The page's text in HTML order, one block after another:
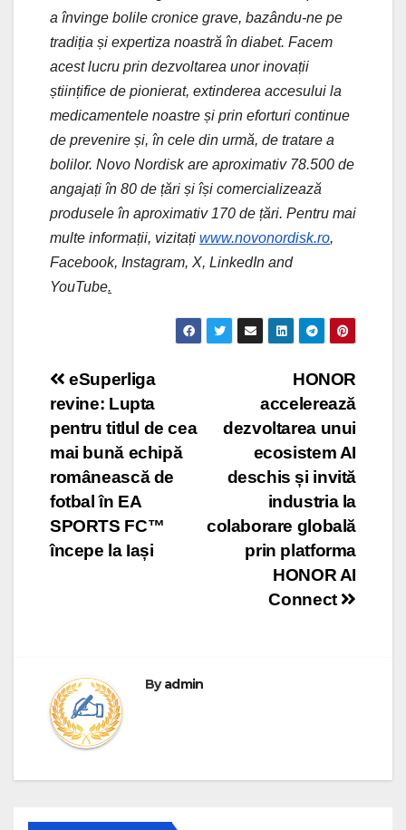
a învinge bolile cronice grave, bazându-ne pe
tradiția și expertiza noastră în diabet. Facem
acest lucru prin dezvoltarea unor inovații
științifice de pionierat, extinderea accesului la
medicamentele noastre și prin eforturi continue
de prevenire și, în cele din urmă, de tratare a
bolilor. Novo Nordisk are aproximativ 78.500 de
angajați în 80 de țări și își comercializează
produsele în aproximativ 170 de țări. Pentru mai
multe informații, vizitați www.novonordisk.ro,
Facebook, Instagram, X, LinkedIn and
YouTube.
Post
navigation
HONOR
accelerează
dezvoltarea unui
ecosistem AI
deschis și invită
industria la
colaborare globală
prin platforma
HONOR AI
Connect
eSuperliga
revine: Lupta
pentru titlul de cea
mai bună echipă
românească de
fotbal în EA
SPORTS FC™
începe la Iași
Byadmin